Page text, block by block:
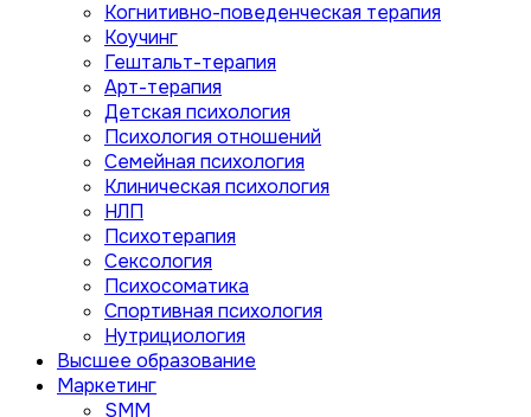
Когнитивно-поведенческая терапия
Коучинг
Гештальт-терапия
Арт-терапия
Детская психология
Психология отношений
Семейная психология
Клиническая психология
НЛП
Психотерапия
Сексология
Психосоматика
Спортивная психология
Нутрициология
Высшее образование
Маркетинг
SMM